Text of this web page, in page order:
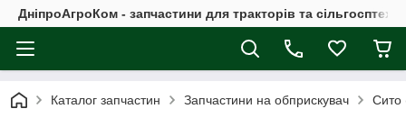
ДніпроАгроКом - запчастини для тракторів та
Каталог запчастин Запчастини на обприскувач Сито